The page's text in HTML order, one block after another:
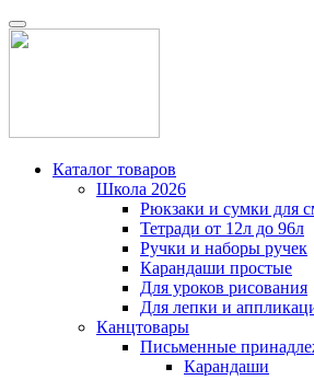
Каталог товаров
Школа 2026
Рюкзаки и сумки для
Тетради от 12л до 96л
Ручки и наборы ручек
Карандаши простые
Для уроков рисования
Для лепки и
Канцтовары
Письменные
Карандаши